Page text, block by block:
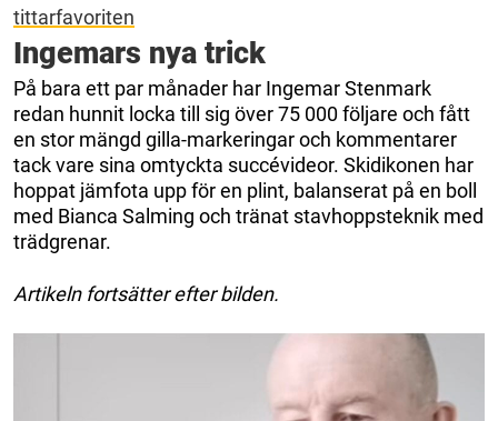
tittarfavoriten
Ingemars nya trick
På bara ett par månader har Ingemar Stenmark
redan hunnit locka till sig över 75 000 följare och fått
en stor mängd gilla-markeringar och kommentarer
tack vare sina omtyckta succévideor. Skidikonen har
hoppat jämfota upp för en plint, balanserat på en boll
med Bianca Salming och tränat stavhoppsteknik med
trädgrenar.
Artikeln fortsätter efter bilden.